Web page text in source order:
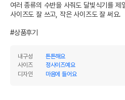
여러 종류의 수반을 사줘도 달빛식기를
사이즈도 잘 쓰고, 작은 사이즈도 잘 써요.
#상품후기
내구성
튼튼해요
사이즈
정사이즈예요
디자인
마음에 들어요